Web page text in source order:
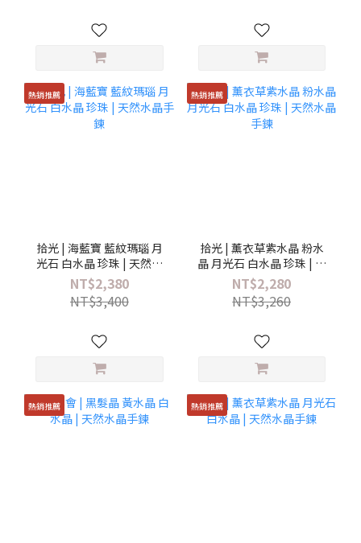
熱銷推薦
拾光 | 海藍寶 藍紋瑪瑙 月
光石 白水晶 珍珠 | 天然水
晶手鍊
NT$2,380
NT$3,400
熱銷推薦
拾光 | 薰衣草紫水晶 粉水
晶 月光石 白水晶 珍珠 | 天
然水晶手鍊
NT$2,280
NT$3,260
熱銷推薦 熱銷推薦